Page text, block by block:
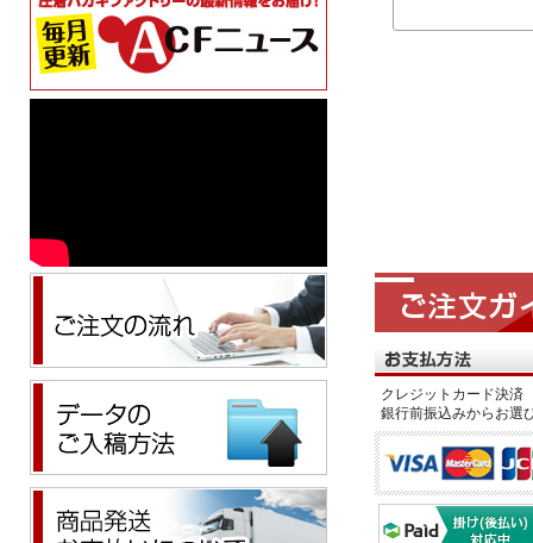
クレジットカード決
銀行前振込みからお選